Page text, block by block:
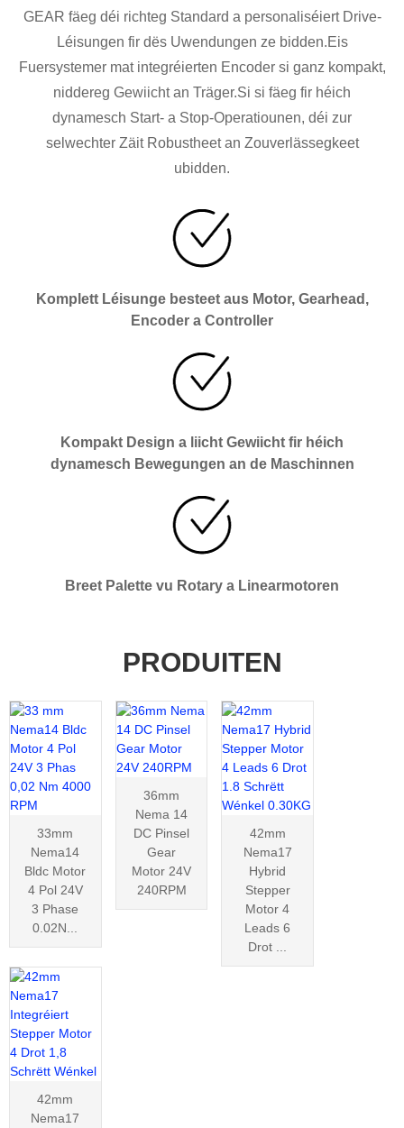
GEAR fäeg déi richteg Standard a personaliséiert Drive-
Léisungen fir dës Uwendungen ze bidden.Eis
Fuersystemer mat integréierten Encoder si ganz kompakt,
niddereg Gewiicht an Träger.Si si fäeg fir héich
dynamesch Start- a Stop-Operatiounen, déi zur
selwechter Zäit Robustheet an Zouverlässegkeet
ubidden.
Komplett Léisunge besteet aus Motor, Gearhead,
Encoder a Controller
Kompakt Design a liicht Gewiicht fir héich
dynamesch Bewegungen an de Maschinnen
Breet Palette vu Rotary a Linearmotoren
PRODUITEN
33mm
Nema14
Bldc Motor
4 Pol 24V
3 Phase
0.02N...
36mm
Nema 14
DC Pinsel
Gear
Motor 24V
240RPM
42mm
Nema17
Hybrid
Stepper
Motor 4
Leads 6
Drot ...
42mm
Nema17